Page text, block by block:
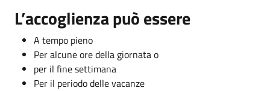
L’accoglienza può essere
A tempo pieno
Per alcune ore della giornata o
per il fine settimana
Per il periodo delle vacanze